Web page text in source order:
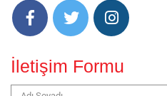
İletişim Formu